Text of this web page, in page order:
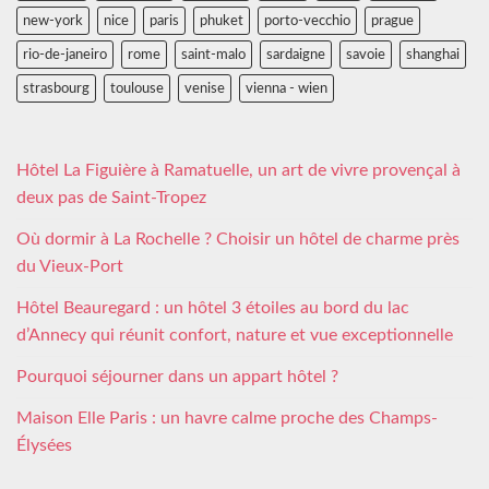
new-york nice paris phuket porto-vecchio prague
rio-de-janeiro rome saint-malo sardaigne savoie shanghai
strasbourg toulouse venise vienna - wien
Hôtel La Figuière à Ramatuelle, un art de vivre provençal à
deux pas de Saint-Tropez
Où dormir à La Rochelle ? Choisir un hôtel de charme près
du Vieux-Port
Hôtel Beauregard : un hôtel 3 étoiles au bord du lac
d’Annecy qui réunit confort, nature et vue exceptionnelle
Pourquoi séjourner dans un appart hôtel ?
Maison Elle Paris : un havre calme proche des Champs-
Élysées